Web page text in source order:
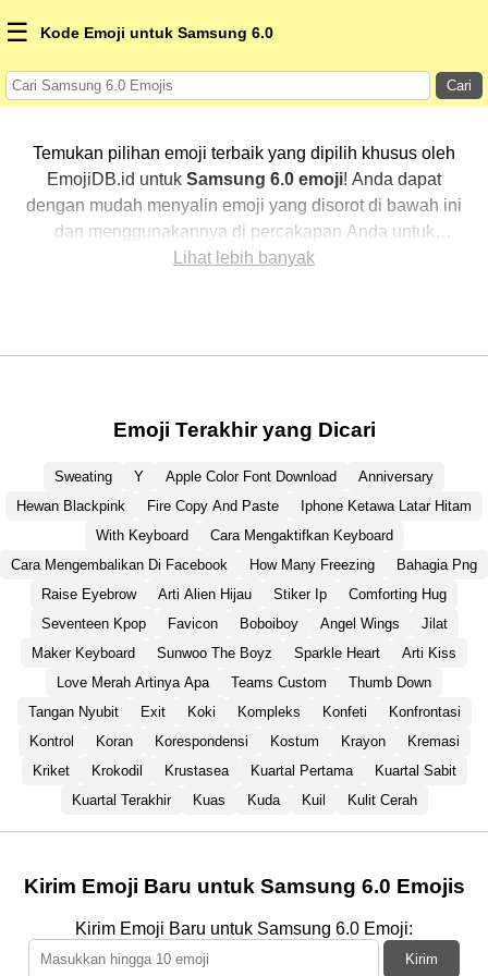
☰ Kode Emoji untuk Samsung 6.0
Cari
Temukan pilihan emoji terbaik yang dipilih khusus oleh
EmojiDB.id untuk Samsung 6.0 emoji! Anda dapat
dengan mudah menyalin emoji yang disorot di bawah ini
dan menggunakannya di percakapan Anda untuk
menambahkan sentuhan pribadi. Kami telah
baru dalam mengekspresikanSamsung 6.0 dengan
Lihat lebih banyak
Emoji Terakhir yang Dicari
Sweating Y Apple Color Font Download
Anniversary
Hewan Blackpink
Fire Copy And Paste
Iphone Ketawa Latar Hitam
With Keyboard
Cara Mengaktifkan Keyboard
Cara Mengembalikan Di Facebook
How Many Freezing
Bahagia Png
Raise Eyebrow
Arti Alien Hijau Stiker Ip
Comforting Hug
Seventeen Kpop
Favicon Boboiboy Angel Wings
Jilat
Maker Keyboard
Sunwoo The Boyz Sparkle Heart
Arti Kiss
Love Merah Artinya Apa
Teams Custom
Thumb Down
Tangan Nyubit
Exit Koki Kompleks Konfeti
Konfrontasi
Kontrol
Koran Korespondensi Kostum Krayon
Kremasi
Kriket
Krokodil Krustasea Kuartal Pertama
Kuartal Sabit
Kuartal Terakhir
Kuas Kuda Kuil Kulit Cerah
Kirim Emoji Baru untuk Samsung 6.0 Emojis
Kirim Emoji Baru untuk Samsung 6.0 Emoji:
Kirim